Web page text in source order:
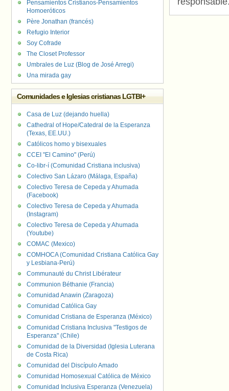
Pensamientos Cristianos-Pensamientos
Homoeróticos
Père Jonathan (francés)
Refugio Interior
Soy Cofrade
The Closet Professor
Umbrales de Luz (Blog de José Arregi)
Una mirada gay
Comunidades e Iglesias cristianas LGTBI+
Casa de Luz (dejando huella)
Cathedral of Hope/Catedral de la Esperanza
(Texas, EE.UU.)
Católicos homo y bisexuales
CCEI "El Camino" (Perú)
Co-libr-í (Comunidad Cristiana inclusiva)
Colectivo San Lázaro (Málaga, España)
Colectivo Teresa de Cepeda y Ahumada
(Facebook)
Colectivo Teresa de Cepeda y Ahumada
(Instagram)
Colectivo Teresa de Cepeda y Ahumada
(Youtube)
COMAC (Mexico)
COMHOCA (Comunidad Cristiana Católica Gay
y Lesbiana-Perú)
Communauté du Christ Libérateur
Communion Béthanie (Francia)
Comunidad Anawin (Zaragoza)
Comunidad Católica Gay
Comunidad Cristiana de Esperanza (México)
Comunidad Cristiana Inclusiva "Testigos de
Esperanza" (Chile)
Comunidad de la Diversidad (Iglesia Luterana
de Costa Rica)
Comunidad del Discípulo Amado
Comunidad Homosexual Católica de México
Comunidad Inclusiva Esperanza (Venezuela)